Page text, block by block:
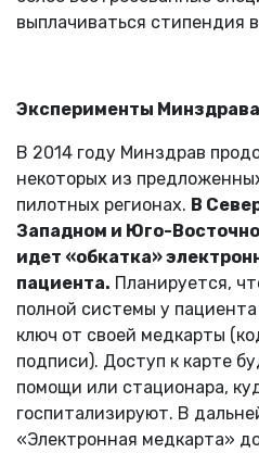
выплачиваться стипендия
Эксперименты Минздрава
В 2014 году Минздрав
некоторых из
пилотных регионах. В
Западном и Юго-
идет «обкатка»
пациента. Планируется,
полной системы у
ключ от своей медкарты
подписи). Доступ к карте
помощи или стационара,
госпитализируют. В
«Электронная медкарта»